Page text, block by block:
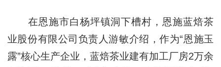
在恩施市白杨坪镇洞下槽村，恩施蓝焙茶
业股份有限公司负责人游敏介绍，作为“恩施玉
露”核心生产企业，蓝焙茶业建有加工厂房2万余